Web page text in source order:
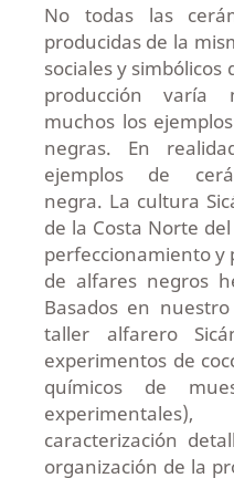
No todas las
producidas de la
sociales y simbólicos
producción varía
muchos los
negras. En
ejemplos de
negra. La cultura
de la Costa Norte
perfeccionamiento y
de alfares negros
Basados en
taller alfarero
experimentos de
químicos de
caracterización
organización de la